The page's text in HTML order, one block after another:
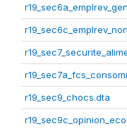
r19_sec9_chocs.dta